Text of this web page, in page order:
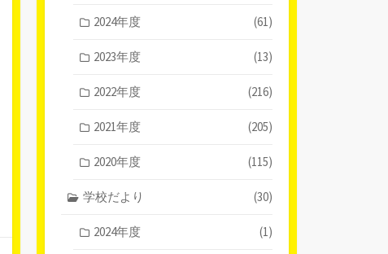
2024年度 (61)
2023年度 (13)
2022年度 (216)
2021年度 (205)
2020年度 (115)
学校だより (30)
2024年度 (1)